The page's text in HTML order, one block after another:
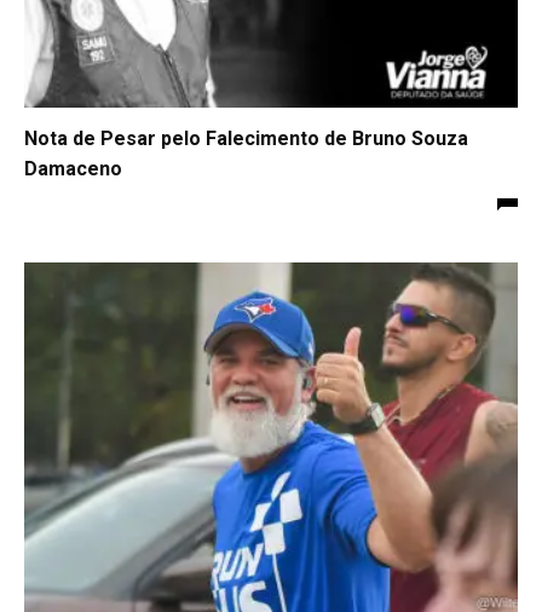
Nota de Pesar pelo Falecimento de Bruno Souza
Damaceno